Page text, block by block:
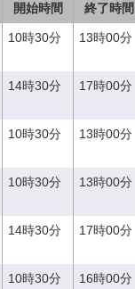
開始時間 終了時間
10時30分 13時00分
14時30分 17時00分
10時30分 13時00分
10時30分 13時00分
14時30分 17時00分
10時30分 16時00分